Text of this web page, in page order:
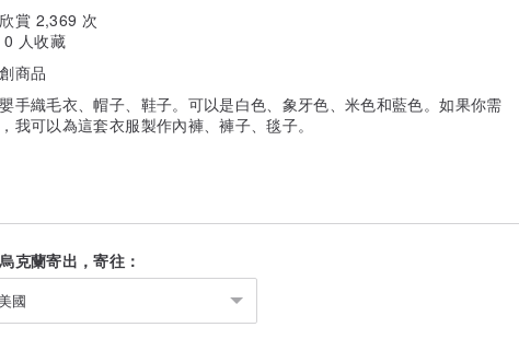
賞 2,369 次
0 人收藏
商品
手織毛衣、帽子、鞋子。可以是白色、象牙色、米色和藍色。如果你需
我可以為這套衣服製作內褲、褲子、毯子。
克蘭寄出，寄往：
國